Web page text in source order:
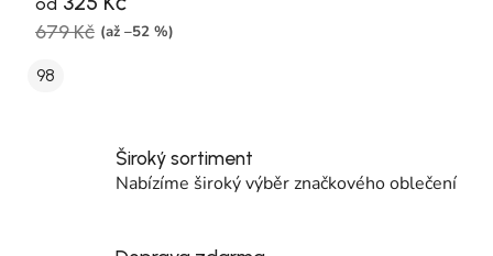
679 Kč (až –52 %)
98
Široký sortiment
Nabízíme široký výběr značkového oblečení